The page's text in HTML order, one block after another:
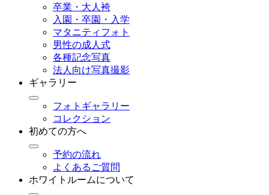
卒業・大人袴
入園・卒園・入学
マタニティフォト
男性の成人式
各種記念写真
法人向け写真撮影
ギャラリー
フォトギャラリー
コレクション
初めての方へ
予約の流れ
よくあるご質問
ホワイトルームについて